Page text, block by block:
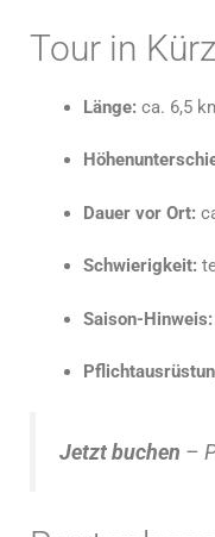
Tour in
Länge: ca. 6,5
Dauer vor Ort:
Schwierigkeit:
Saison-Hinweis:
Jetzt buchen –